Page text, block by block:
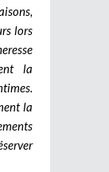
lors
la
la